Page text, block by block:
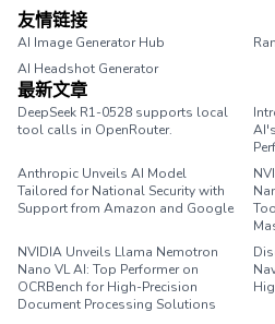
友情链接
AI Image Generator Hub
AI Headshot Generator
最新文章
DeepSeek R1-0528 supports local
tool calls in OpenRouter.
Anthropic Unveils AI Model
Tailored for National Security with
Support from Amazon and Google
NVIDIA Unveils Llama Nemotron
Nano VL AI: Top Performer on
OCRBench for High-Precision
Document Processing Solutions